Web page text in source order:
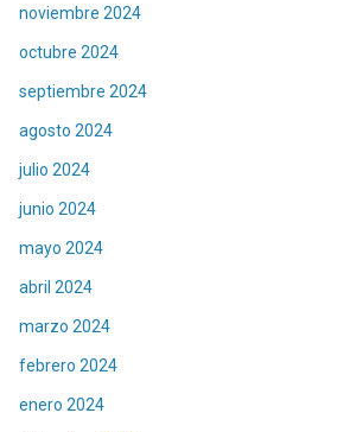
noviembre 2024
octubre 2024
septiembre 2024
agosto 2024
julio 2024
junio 2024
mayo 2024
abril 2024
marzo 2024
febrero 2024
enero 2024